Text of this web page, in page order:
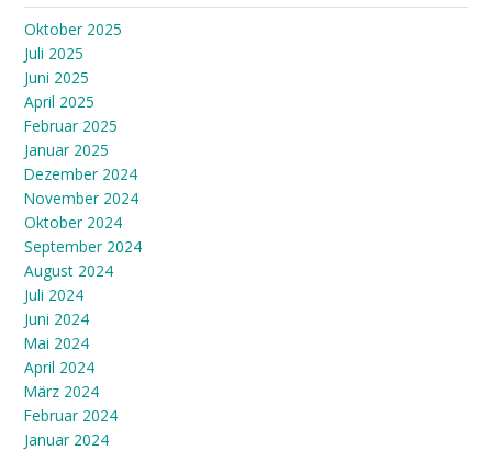
Oktober 2025
Juli 2025
Juni 2025
April 2025
Februar 2025
Januar 2025
Dezember 2024
November 2024
Oktober 2024
September 2024
August 2024
Juli 2024
Juni 2024
Mai 2024
April 2024
März 2024
Februar 2024
Januar 2024